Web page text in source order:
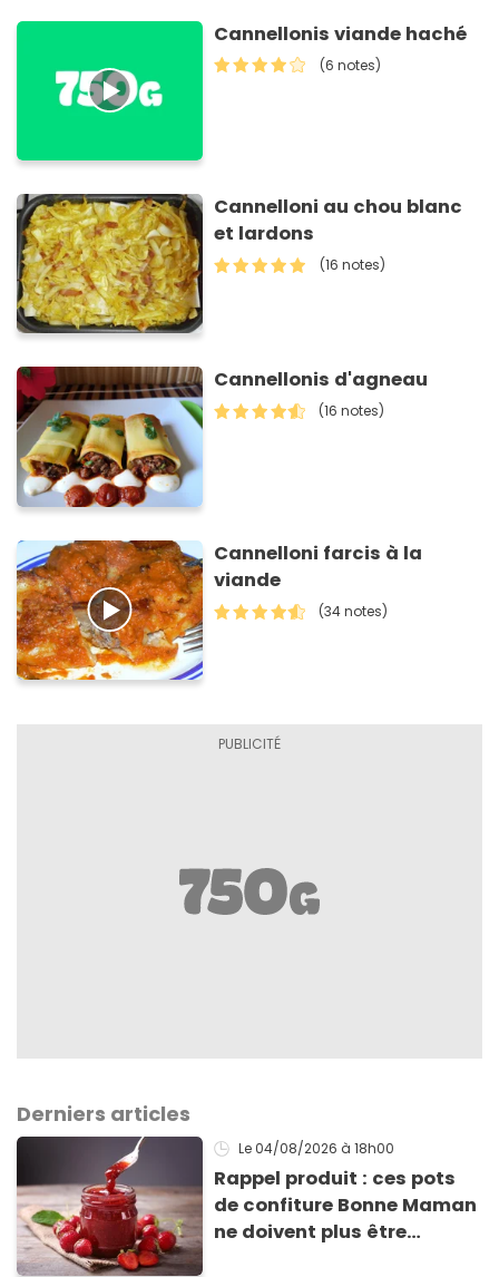
Cannellonis viande haché
(6 notes)
Cannelloni au chou blanc
et lardons
(16 notes)
Cannellonis d'agneau
(16 notes)
Cannelloni farcis à la
viande
(34 notes)
Derniers articles
Le 04/08/2026 à 18h00
Rappel produit : ces pots
de confiture Bonne Maman
ne doivent plus être